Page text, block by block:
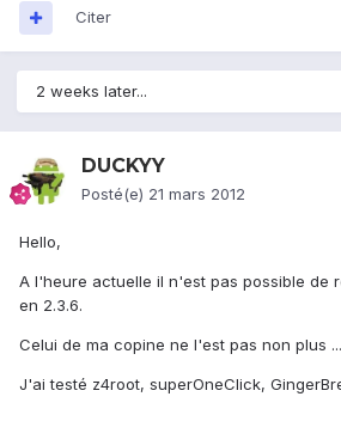
Citer
2 weeks later...
DUCKYY
Posté(e) 21 mars 2012
Hello,
A l'heure actuelle il n'est pas possible de
en 2.3.6.
Celui de ma copine ne l'est pas non plus ...
J'ai testé z4root, superOneClick,